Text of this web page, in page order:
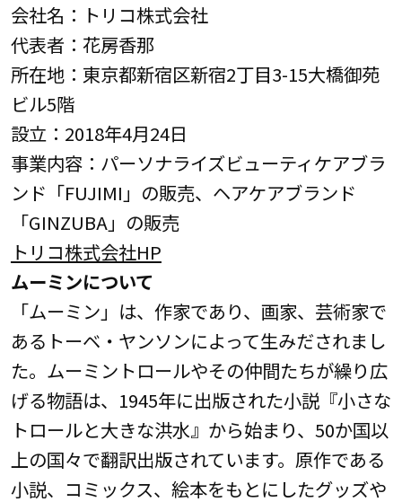
会社名：トリコ株式会社
代表者：花房香那
所在地：東京都新宿区新宿2丁目3-15大橋御苑
ビル5階
設立：2018年4月24日
事業内容：パーソナライズビューティケアブラ
ンド「FUJIMI」の販売、ヘアケアブランド
「GINZUBA」の販売
トリコ株式会社HP
ムーミンについて
「ムーミン」は、作家であり、画家、芸術家で
あるトーベ・ヤンソンによって生みだされまし
た。ムーミントロールやその仲間たちが繰り広
げる物語は、1945年に出版された小説『小さな
トロールと大きな洪水』から始まり、50か国以
上の国々で翻訳出版されています。原作である
小説、コミックス、絵本をもとにしたグッズや